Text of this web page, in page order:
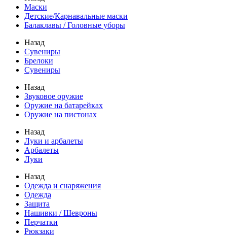
Маски
Детские/Карнавальные маски
Балаклавы / Головные уборы
Назад
Сувениры
Брелоки
Сувениры
Назад
Звуковое оружие
Оружие на батарейках
Оружие на пистонах
Назад
Луки и арбалеты
Арбалеты
Луки
Назад
Одежда и снаряжения
Одежда
Защита
Нашивки / Шевроны
Перчатки
Рюкзаки